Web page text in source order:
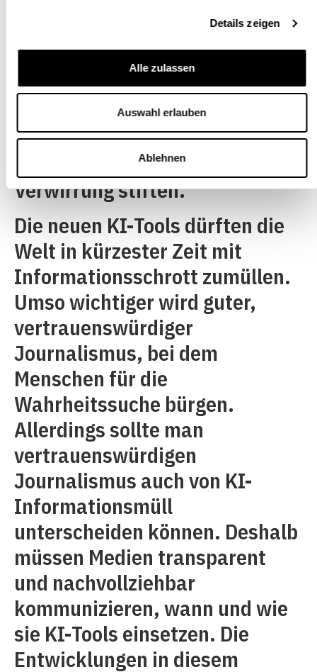
Details zeigen
Alle zulassen
Auswahl erlauben
Ablehnen
journalistischen Beitrag ohne
KI. Künstlich generierte Bilder,
Töne oder Videos dürfen
aufgrund ihrer Ähnlichkeit mit
der Wirklichkeit auch nie
irreführend sein oder
Verwirrung stiften.
Die neuen KI-Tools dürften die
Welt in kürzester Zeit mit
Informationsschrott zumüllen.
Umso wichtiger wird guter,
vertrauenswürdiger
Journalismus, bei dem
Menschen für die
Wahrheitssuche bürgen.
Allerdings sollte man
vertrauenswürdigen
Journalismus auch von KI-
Informationsmüll
unterscheiden können. Deshalb
müssen Medien transparent
und nachvollziehbar
kommunizieren, wann und wie
sie KI-Tools einsetzen. Die
Entwicklungen in diesem